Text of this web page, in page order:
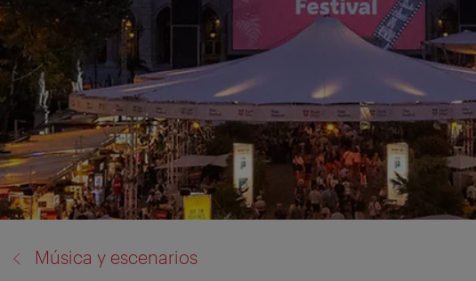
Música y escenarios